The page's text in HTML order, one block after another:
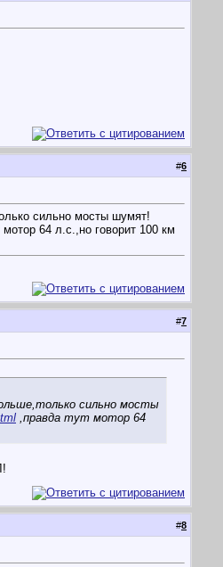
#6
сильно мосты шумят!
мотор 64 л.с.,но говорит 100 км
#7
сильно мосты
,правда тут мотор 64
#8